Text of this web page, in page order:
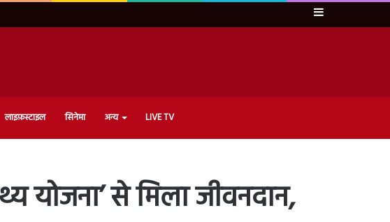
Sidebar
लाइफ़स्टाइल सिनेमा अन्य LIVE TV
योजना’ से मिला जीवनदान,